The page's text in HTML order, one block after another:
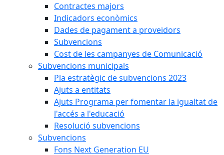
Contractes majors
Indicadors econòmics
Dades de pagament a proveïdors
Subvencions
Cost de les campanyes de Comunicació
Subvencions municipals
Pla estratègic de subvencions 2023
Ajuts a entitats
Ajuts Programa per fomentar la igualtat de
l'accés a l'educació
Resolució subvencions
Subvencions
Fons Next Generation EU